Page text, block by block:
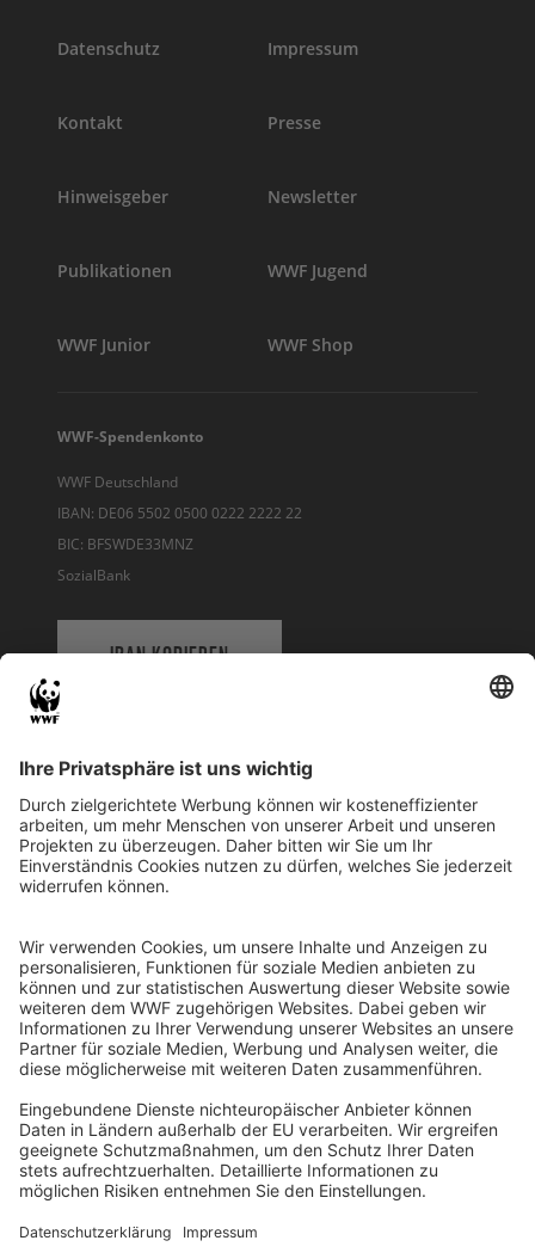
Datenschutz Impressum
Kontakt Presse
Hinweisgeber Newsletter
Publikationen WWF Jugend
WWF Junior WWF Shop
WWF-Spendenkonto
WWF Deutschland
IBAN: DE06 5502 0500 0222 2222 22
BIC: BFSWDE33MNZ
SozialBank
IBAN KOPIEREN
WWF Deutschland
Reinhardtstr. 18
10117 Berlin
Ihre Spende kann steuerlich geltend gemacht werden
Registriert als Stiftung WWF Deutschland, Senatsverwaltung für
Justiz Berlin, Az: 3416/976/2
Umsatzsteuer-Identifikationsnummer: DE 114236103
Freistellungsbescheid: Als gemeinnützige Körperschaft befreit
von der Körperschaftssteuer gem. §5 I 9 KStg. unter der
Steuernummer 27/641/09321